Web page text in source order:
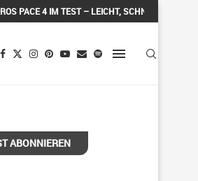
PACE 4 IM TEST – LEICHT, SCHNELL...
ABONNIEREN